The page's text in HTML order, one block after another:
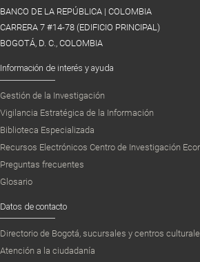
BANCO DE LA REPÚBLICA | COLOMBIA
CARRERA 7 #14-78 (EDIFICIO PRINCIPAL)
BOGOTÁ, D. C., COLOMBIA
Información de interés y ayuda
Gestión de la Investigación
Vigilancia Estratégica de la Información
Biblioteca Especializada
Recursos Electrónicos Centro de Investigación
Preguntas frecuentes
Glosario
Datos de contacto
Directorio de Bogotá, sucursales y centros
Atención a la ciudadanía